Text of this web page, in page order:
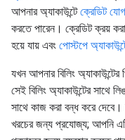
আপনার অ্যাকাউন্টেক্রেডিট
করতে পারেন। ক্রেডিট ক্রয়
হয়ে যায় এবং পোস্টপে
যখন আপনার বিলিং
সেই বিলিং অ্যাকাউন্টের
সাথে কাজ করা বন্ধ করে দেবে।
খরচের জন্য প্রযোজ্য; আপনি